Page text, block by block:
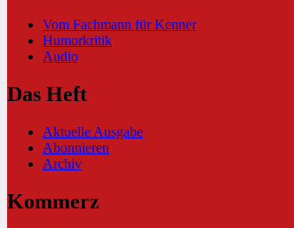
Vom Fachmann für Kenner
Humorkritik
Audio
Das Heft
Aktuelle Ausgabe
Abonnieren
Archiv
Kommerz